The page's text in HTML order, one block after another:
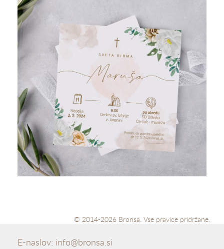
E-naslov: info@bronsa.si
© 2014-2026 Bronsa. Vse pravice pridržane.